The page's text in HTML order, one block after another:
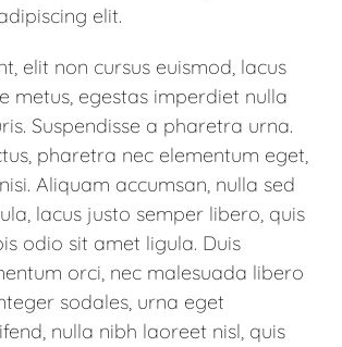
elit.
elit non cursus euismod, lacus
metus, egestas imperdiet nulla
Suspendisse a pharetra urna.
pharetra nec elementum eget,
Aliquam accumsan, nulla sed
lacus justo semper libero, quis
odio sit amet ligula. Duis
orci, nec malesuada libero
sodales, urna eget
nulla nibh laoreet nisl, quis